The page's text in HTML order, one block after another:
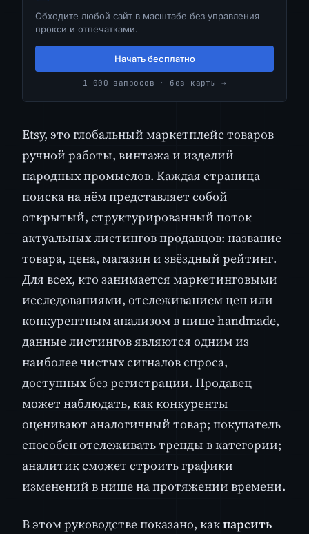
Обходите любой сайт в масштабе без управления
прокси и отпечатками.
Начать бесплатно
1 000 запросов · без карты →
Etsy, это глобальный маркетплейс товаров
ручной работы, винтажа и изделий
народных промыслов. Каждая страница
поиска на нём представляет собой
открытый, структурированный поток
актуальных листингов продавцов: название
товара, цена, магазин и звёздный рейтинг.
Для всех, кто занимается маркетинговыми
исследованиями, отслеживанием цен или
конкурентным анализом в нише handmade,
данные листингов являются одним из
наиболее чистых сигналов спроса,
доступных без регистрации. Продавец
может наблюдать, как конкуренты
оценивают аналогичный товар; покупатель
способен отслеживать тренды в категории;
аналитик сможет строить графики
изменений в нише на протяжении времени.
В этом руководстве показано, какпарсить